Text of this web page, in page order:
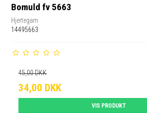
Bomuld fv 5663
Hjertegarn
14495663
45,00 DKK
34,00 DKK
VIS PRODUKT